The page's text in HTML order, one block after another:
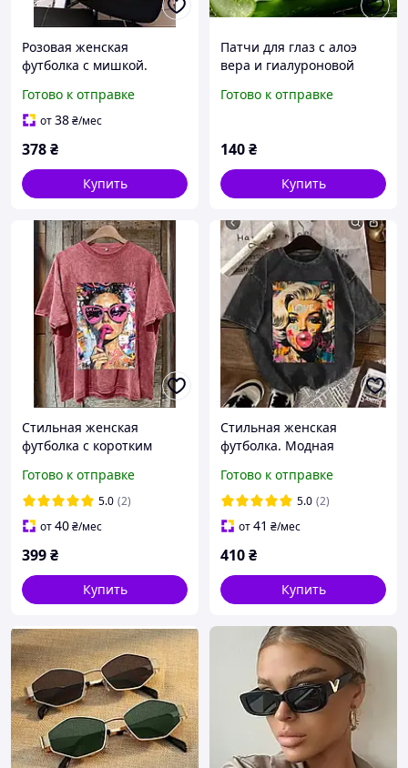
Розовая женская
футболка с мишкой.
хлопковая футболка
оверсайз
Готово к отправке
от38₴/мес
378₴
Купить
Патчи для глаз с алоэ
вера и гиалуроновой
увлажнение, упругость и
Готово к отправке
140₴
Купить
Стильная женская
футболка с коротким
девушек в изящном стиле
с модным принтом
Готово к отправке
5.0 (2)
от40₴/мес
399₴
Купить
Стильная женская
футболка. Модная
Мерлин Монро
Готово к отправке
5.0 (2)
от41 ₴/мес
410₴
Купить